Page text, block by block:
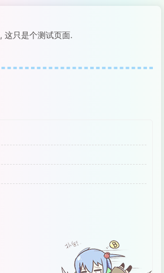
这只是个测试页面.